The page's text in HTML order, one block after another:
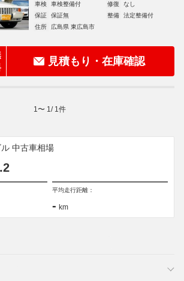
車検
車検整備付 修復
なし
保証
保証無 整備
法定整備付
住所
広島県 東広島市
見積もり・在庫確認
1 〜 1 / 1 件
中古車相場
平均走行距離：
- km